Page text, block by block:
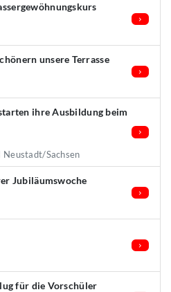
unsere Terrasse
ihre Ausbildung beim
Neustadt/Sachsen
Jubiläumswoche
für die Vorschüler